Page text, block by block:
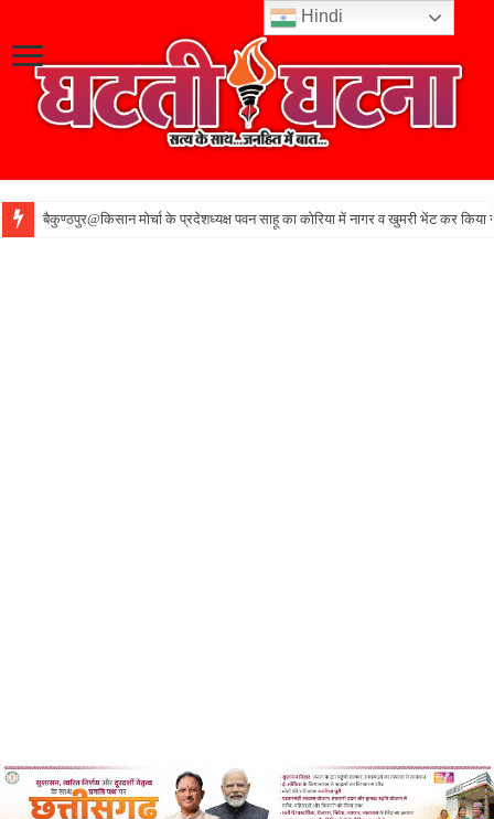
बैकुण्ठपुर@किसान मोर्चा के प्रदेशध्यक्ष पवन साहू का कोरिया में नागर व खुमरी भेंट कर किया
Hindi